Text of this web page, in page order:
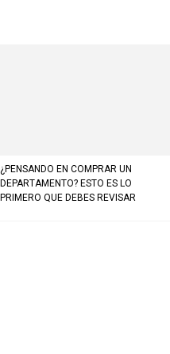
¿PENSANDO EN COMPRAR UN
DEPARTAMENTO? ESTO ES LO
PRIMERO QUE DEBES REVISAR